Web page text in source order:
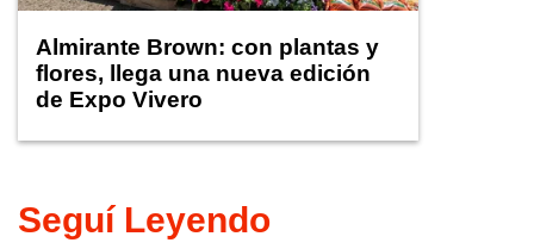
Almirante Brown: con plantas y
flores, llega una nueva edición
de Expo Vivero
Seguí Leyendo